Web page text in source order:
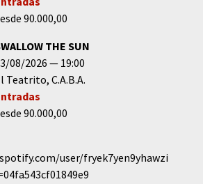
90.000,00
THE SUN
08/2026
19:00
Teatrito C.A.B.A.
90.000,00
user/fryek7yen9yhawzi